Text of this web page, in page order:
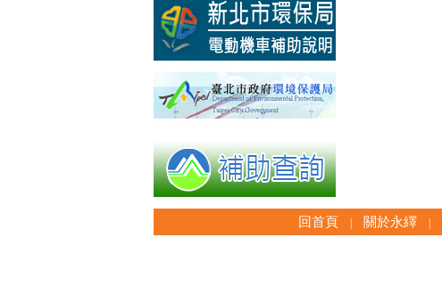
回首頁 | 關於永繹 |